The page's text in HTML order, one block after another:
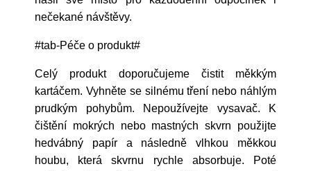
nečekané návštěvy.
#tab-Péče o produkt#
Celý produkt doporučujeme čistit měkkým
kartáčem. Vyhněte se silnému tření nebo náhlým
prudkým pohybům. Nepoužívejte vysavač. K
čištění mokrých nebo mastných skvrn použijte
hedvábný papír a následně vlhkou měkkou
houbu, která skvrnu rychle absorbuje. Poté